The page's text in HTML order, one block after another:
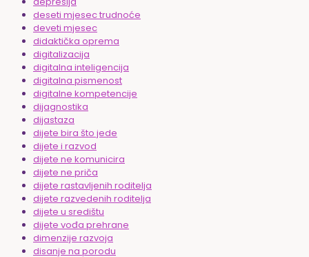
deseti mjesec trudnoće
deveti mjesec
didaktička oprema
digitalizacija
digitalna inteligencija
digitalna pismenost
digitalne kompetencije
dijagnostika
dijastaza
dijete bira što jede
dijete i razvod
dijete ne komunicira
dijete ne priča
dijete rastavljenih roditelja
dijete razvedenih roditelja
dijete u središtu
dijete vođa prehrane
dimenzije razvoja
disanje na porodu